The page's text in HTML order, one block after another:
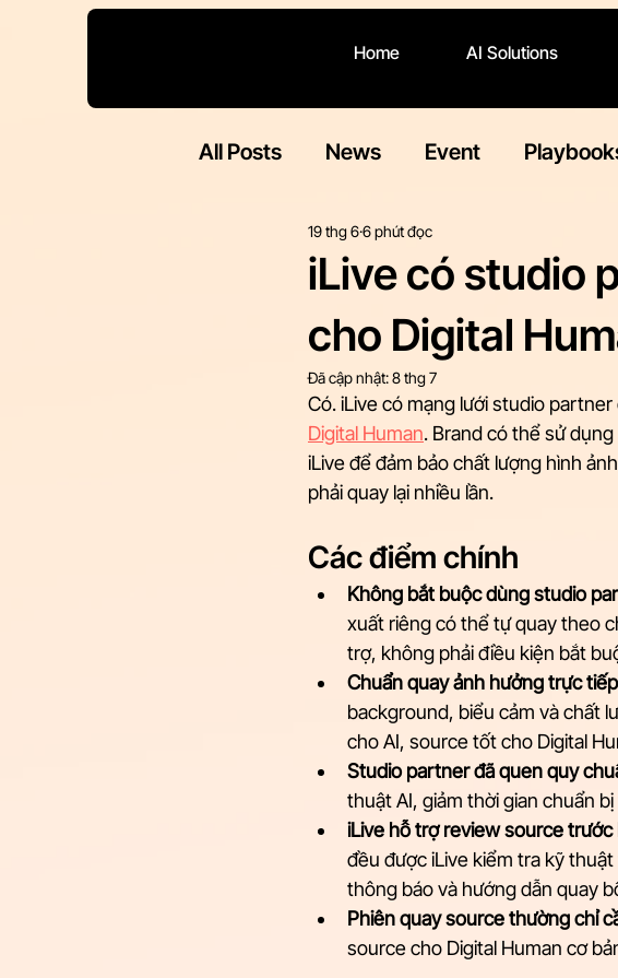
Home AI Solutions
All Posts News Event
iLive có studio
cho Digital
19 thg 66 phút đọc
Đã cập nhật:8 thg 7
Có. iLive có mạng lưới studio
Digital Human. Brand có thể sử
iLive để đảm bảo chất lượng hình
phải quay lại nhiều lần.
Các điểm chính
Không bắt buộc dùng studio
xuất riêng có thể tự quay theo
trợ, không phải điều kiện bắt
Chuẩn quay ảnh hưởng trực
background, biểu cảm và chất
cho AI, source tốt cho Digital
Studio partner đã quen quy
thuật AI, giảm thời gian chuẩn
iLive hỗ trợ review source trước
đều được iLive kiểm tra kỹ
thông báo và hướng dẫn quay
Phiên quay source thường chỉ
source cho Digital Human cơ